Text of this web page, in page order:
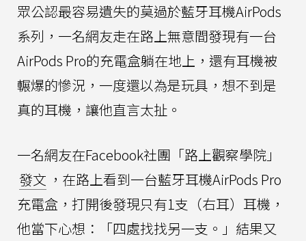
眾公認最容易遺失的莫過於藍牙耳機AirPods
系列，一名網友走在路上無意間發現有一台
AirPods Pro的充電盒躺在地上，還有耳機被
輾爆的慘況，一度還以為是玩具，想不到是
真的耳機，讓他直言太扯。
一名網友在Facebook社團「路上觀察學院」
發文 ，在路上看到一台藍牙耳機AirPods Pro
充電盒，打開後發現只有1支（右耳）耳機，
他當下心想：「四處找找另一支。」結果又